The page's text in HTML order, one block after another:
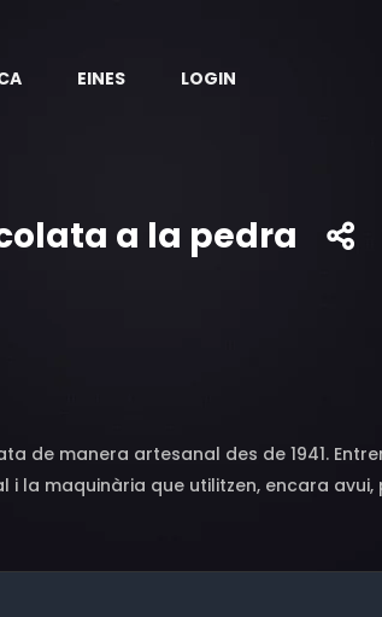
EINES LOGIN
a la pedra
de manera artesanal des de 1941.
la maquinària que utilitzen, encara avui,
del Museu Nacional de la